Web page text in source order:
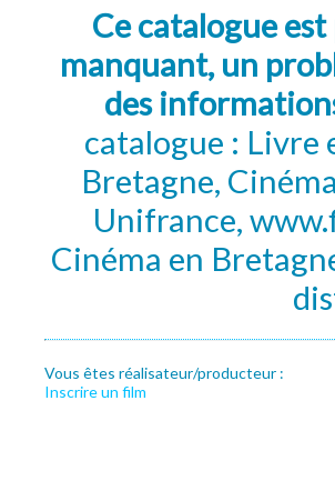
Ce catalogue
manquant, un
des
catalogue : Livre
Bretagne,
Unifrance,
Cinéma en
Vous êtes réalisateur/producteur :
Inscrire un film